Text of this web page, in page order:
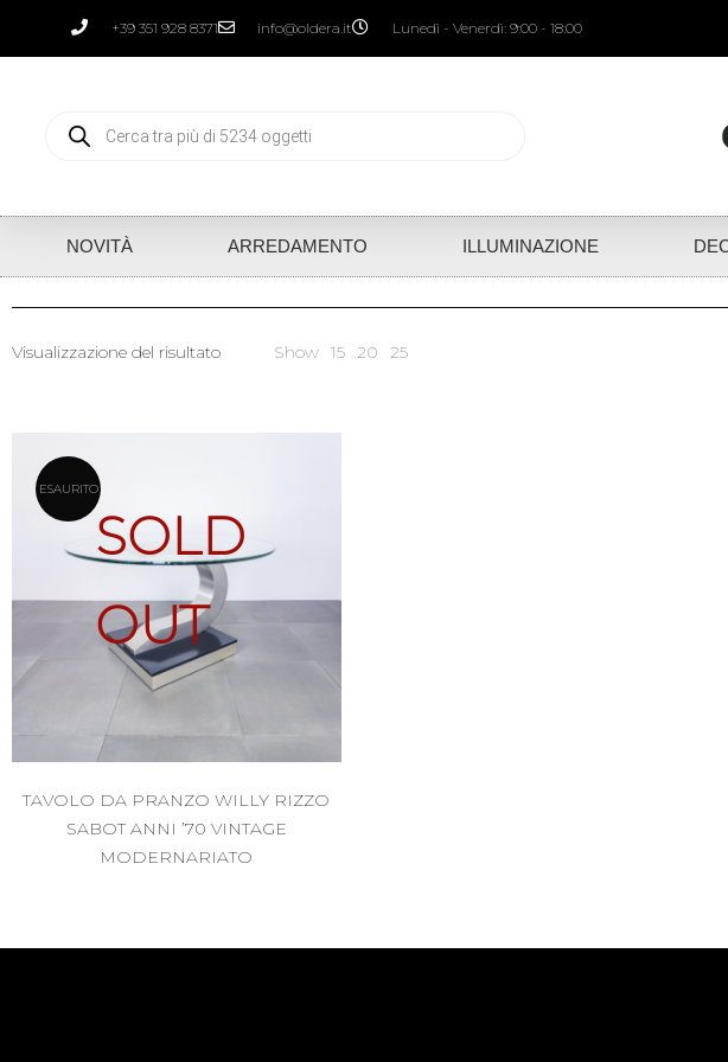
+39 351 928 8371 info@oldera.it Lunedì - Venerdì: 9:00 - 18:00
NOVITÀ ARREDAMENTO ILLUMINAZIONE
Visualizzazione del risultato Show 15 20 25
SOLD
OUT
ESAURITO
TAVOLO DA PRANZO WILLY RIZZO
SABOT ANNI ’70 VINTAGE
MODERNARIATO